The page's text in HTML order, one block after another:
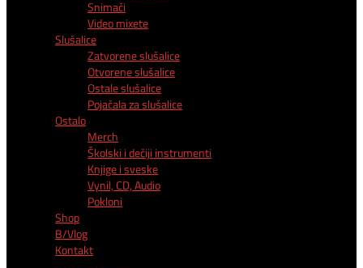
Snimači
Video mixete
Slušalice
Zatvorene slušalice
Otvorene slušalice
Ostale slušalice
Pojačala za slušalice
Ostalo
Merch
Školski i dečiji instrumenti
Knjige i sveske
Vynil, CD, Audio
Pokloni
Shop
B/Vlog
Kontakt